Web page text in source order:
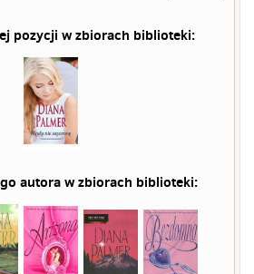
pozycji w zbiorach biblioteki:
autora w zbiorach biblioteki: